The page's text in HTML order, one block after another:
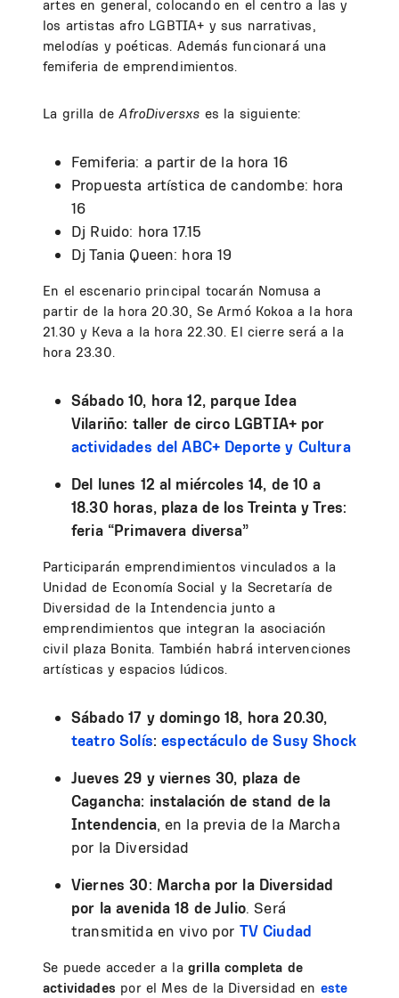
artes en general, colocando en el centro a las y
los artistas afro LGBTIA+ y sus narrativas,
melodías y poéticas. Además funcionará una
femiferia de emprendimientos.
La grilla deAfroDiversxs es la siguiente:
Femiferia: a partir de la hora 16
Propuesta artística de candombe: hora
16
Dj Ruido: hora 17.15
Dj Tania Queen: hora 19
En el escenario principal tocarán Nomusa a
partir de la hora 20.30, Se Armó Kokoa a la hora
21.30 y Keva a la hora 22.30. El cierre será a la
hora 23.30.
Sábado 10, hora 12, parque Idea
Vilariño: taller de circo LGBTIA+ por
actividades del ABC+ Deporte y Cultura
Del lunes 12 al miércoles 14, de 10 a
18.30 horas, plaza de los Treinta y Tres:
feria “Primavera diversa”
Participarán emprendimientos vinculados a la
Unidad de Economía Social y la Secretaría de
Diversidad de la Intendencia junto a
emprendimientos que integran la asociación
civil plaza Bonita. También habrá intervenciones
artísticas y espacios lúdicos.
Sábado 17 y domingo 18, hora 20.30,
teatro Solís:espectáculo de Susy Shock
Jueves 29 y viernes 30, plaza de
Cagancha: instalación de stand de la
Intendencia, en la previa de la Marcha
por la Diversidad
Viernes 30: Marcha por la Diversidad
por la avenida 18 de Julio. Será
transmitida en vivo por TV Ciudad
Se puede acceder a la grilla completa de
actividades por el Mes de la Diversidad en este